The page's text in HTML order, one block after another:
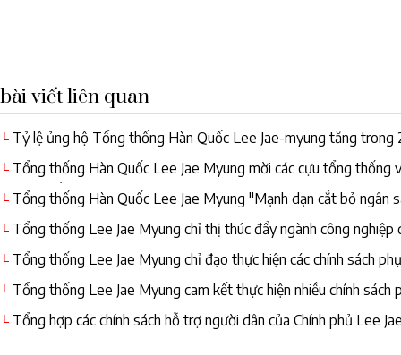
bài viết liên quan
└ Tỷ lệ ủng hộ Tổng thống Hàn Quốc Lee Jae-myung tăng trong
└ Tổng thống Hàn Quốc Lee Jae Myung mời các cựu tổng thống
nhiệm quốc dân
└ Tổng thống Hàn Quốc Lee Jae Myung "Mạnh dạn cắt bỏ ngân
└ Tổng thống Lee Jae Myung chỉ thị thúc đẩy ngành công nghiệp
└ Tổng thống Lee Jae Myung chỉ đạo thực hiện các chính sách
bảo dân sinh
└ Tổng thống Lee Jae Myung cam kết thực hiện nhiều chính sách
└ Tổng hợp các chính sách hỗ trợ người dân của Chính phủ Lee